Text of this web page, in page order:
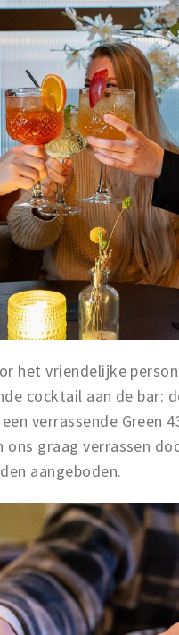
het vriendelijke
cocktail aan de bar:
verrassende Green
graag verrassen
aangeboden.